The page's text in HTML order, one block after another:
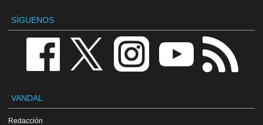
SÍGUENOS
VANDAL
Redacción